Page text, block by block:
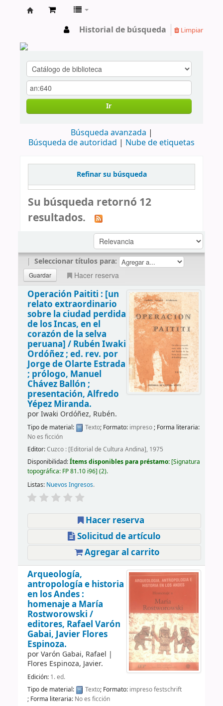
Historial de búsqueda Limpiar
Ir
Búsqueda avanzada
Búsqueda de autoridad
Nube de etiquetas
Refinar su búsqueda
Su búsqueda retornó 12
resultados.
| Seleccionar títulos para:
Hacer reserva
Operación Paititi : [un
relato extraordinario
sobre la ciudad perdida
de los Incas, en el
corazón de la selva
peruana] / Rubén Iwaki
Ordóñez ; ed. rev. por
Jorge de Olarte Estrada
; prólogo, Manuel
Chávez Ballón ;
presentación, Alfredo
Yépez Miranda.
porIwaki Ordóñez, Rubén.
Tipo de material: Texto; Formato: impreso; Forma literaria:
No es ficción
Editor:Cuzco : [Editorial de Cultura Andina], 1975
Disponibilidad:Ítems disponibles para préstamo: Signatura
topográfica: FP 81.10 i96 (2).
Listas: Nuevos Ingresos.
Hacer reserva
Solicitud de artículo
Agregar al carrito
Arqueología,
antropología e historia
en los Andes :
homenaje a María
Rostworowski /
editores, Rafael Varón
Gabai, Javier Flores
Espinoza.
porVarón Gabai, Rafael |
Flores Espinoza, Javier.
Edición: 1. ed.
Tipo de material:
Texto; Formato: impresofestschrift
; Forma literaria: No es ficción